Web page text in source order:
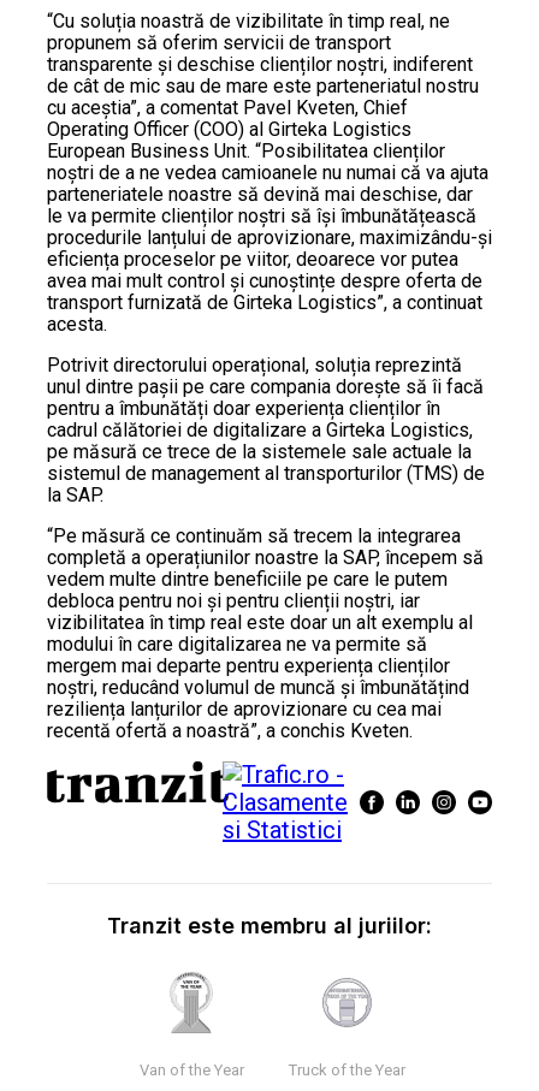
“Cu soluția noastră de vizibilitate în timp real, ne
propunem să oferim servicii de transport
transparente și deschise clienților noștri, indiferent
de cât de mic sau de mare este parteneriatul nostru
cu aceștia”, a comentat Pavel Kveten, Chief
Operating Officer (COO) al Girteka Logistics
European Business Unit. “Posibilitatea clienților
noștri de a ne vedea camioanele nu numai că va ajuta
parteneriatele noastre să devină mai deschise, dar
le va permite clienților noștri să își îmbunătățească
procedurile lanțului de aprovizionare, maximizându-și
eficiența proceselor pe viitor, deoarece vor putea
avea mai mult control și cunoștințe despre oferta de
transport furnizată de Girteka Logistics”, a continuat
acesta.
Potrivit directorului operațional, soluția reprezintă
unul dintre pașii pe care compania dorește să îi facă
pentru a îmbunătăți doar experiența clienților în
cadrul călătoriei de digitalizare a Girteka Logistics,
pe măsură ce trece de la sistemele sale actuale la
sistemul de management al transporturilor (TMS) de
la SAP.
“Pe măsură ce continuăm să trecem la integrarea
completă a operațiunilor noastre la SAP, începem să
vedem multe dintre beneficiile pe care le putem
debloca pentru noi și pentru clienții noștri, iar
vizibilitatea în timp real este doar un alt exemplu al
modului în care digitalizarea ne va permite să
mergem mai departe pentru experiența clienților
noștri, reducând volumul de muncă și îmbunătățind
reziliența lanțurilor de aprovizionare cu cea mai
recentă ofertă a noastră”, a conchis Kveten.
Tranzit este membru al juriilor:
Van of the Year Truck of the Year